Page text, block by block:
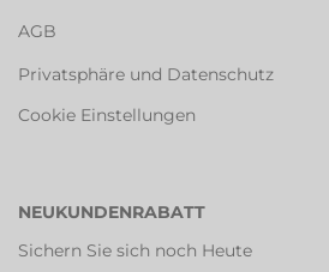
AGB
Privatsphäre und Datenschutz
Cookie Einstellungen
NEUKUNDENRABATT
Sichern Sie sich noch Heute